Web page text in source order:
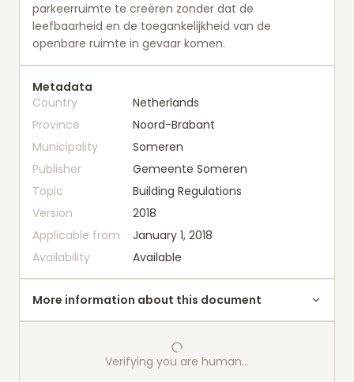
parkeerruimte te creëren zonder dat de
leefbaarheid en de toegankelijkheid van de
openbare ruimte in gevaar komen.
Metadata
Country
Netherlands
Province
Noord-Brabant
Municipality
Someren
Publisher
Gemeente Someren
Topic
Building Regulations
Version
2018
Applicable from
January 1, 2018
Availability
Available
More information about this document
Verifying you are human…